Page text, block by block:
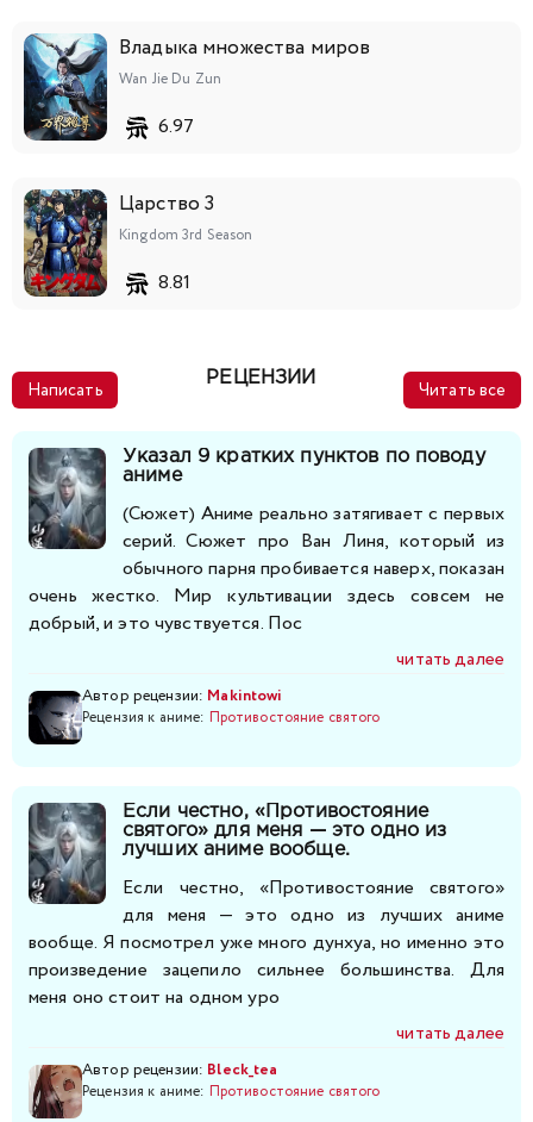
148 149 150
Владыка множества миров
Wan Jie Du Zun
6.97
Царство 3
Kingdom 3rd Season
8.81
Написать
РЕЦЕНЗИИ
Читать все
Указал 9 кратких пунктов по поводу
аниме
(Сюжет) Аниме реально затягивает с первых
серий. Сюжет про Ван Линя, который из
обычного парня пробивается наверх, показан
очень жестко. Мир культивации здесь совсем не
добрый, и это чувствуется. Пос
читать далее
Автор рецензии: Makintowi
Рецензия к аниме: Противостояние святого
Если честно, «Противостояние
святого» для меня — это одно из
лучших аниме вообще.
Если честно, «Противостояние святого»
для меня — это одно из лучших аниме
вообще. Я посмотрел уже много дунхуа, но именно это
произведение зацепило сильнее большинства. Для
меня оно стоит на одном уро
читать далее
Автор рецензии: Bleck_tea
Рецензия к аниме: Противостояние святого